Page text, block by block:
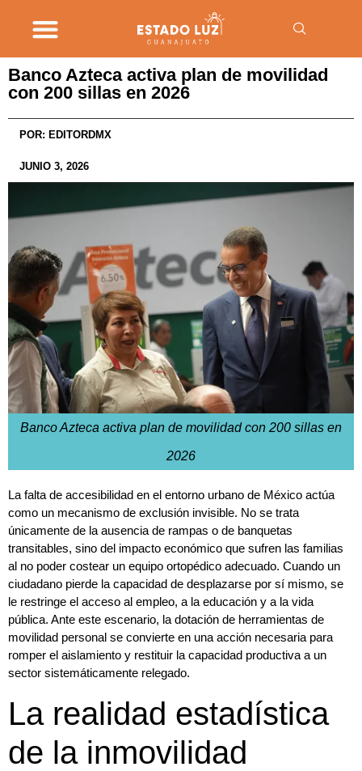
Banco Azteca activa plan de movilidad
con 200 sillas en 2026
POR: EDITORDMX
JUNIO 3, 2026
Banco Azteca activa plan de movilidad con 200 sillas en
2026
La falta de accesibilidad en el entorno urbano de México actúa
como un mecanismo de exclusión invisible. No se trata
únicamente de la ausencia de rampas o de banquetas
transitables, sino del impacto económico que sufren las familias
al no poder costear un equipo ortopédico adecuado. Cuando un
ciudadano pierde la capacidad de desplazarse por sí mismo, se
le restringe el acceso al empleo, a la educación y a la vida
pública. Ante este escenario, la dotación de herramientas de
movilidad personal se convierte en una acción necesaria para
romper el aislamiento y restituir la capacidad productiva a un
sector sistemáticamente relegado.
La realidad estadística
de la inmovilidad